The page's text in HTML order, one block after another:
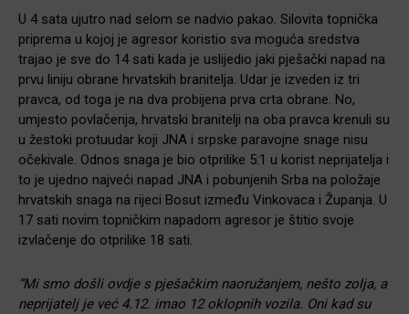
U 4 sata ujutro nad selom se nadvio pakao. Silovita topnička
priprema u kojoj je agresor koristio sva moguća sredstva
trajao je sve do 14 sati kada je uslijedio jaki pješački napad na
prvu liniju obrane hrvatskih branitelja. Udar je izveden iz tri
pravca, od toga je na dva probijena prva crta obrane. No,
umjesto povlačenja, hrvatski branitelji na oba pravca krenuli su
u žestoki protuudar koji JNA i srpske paravojne snage nisu
očekivale. Odnos snaga je bio otprilike 5:1 u korist neprijatelja i
to je ujedno najveći napad JNA i pobunjenih Srba na položaje
hrvatskih snaga na rijeci Bosut između Vinkovaca i Županja. U
17 sati novim topničkim napadom agresor je štitio svoje
izvlačenje do otprilike 18 sati.
“Mi smo došli ovdje s pješačkim naoružanjem, nešto zolja, a
neprijatelj je već 4.12. imao 12 oklopnih vozila. Oni kad su